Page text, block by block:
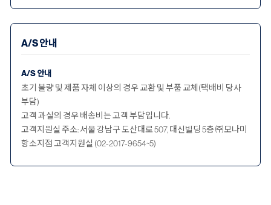
A/S 안내
A/S 안내
초기 불량 및 제품 자체 이상의 경우 교환 및 부품 교체(택배비 당사
부담)
고객 과실의 경우 배송비는 고객 부담입니다.
고객지원실 주소: 서울 강남구 도산대로 507, 대신빌딩 5층 ㈜모나미
항소지점 고객지원실 (02-2017-9654~5)